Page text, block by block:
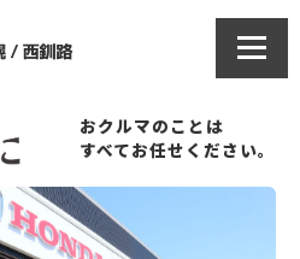
おクルマのことは
すべてお任せください。